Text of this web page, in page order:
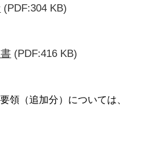
(PDF:304 KB)
(PDF:416 KB)
領（追加分）については、